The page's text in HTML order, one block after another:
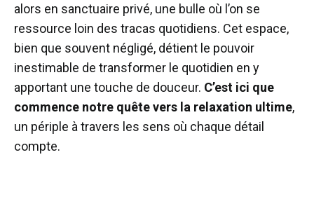
alors en sanctuaire privé, une bulle où l’on se
ressource loin des tracas quotidiens. Cet espace,
bien que souvent négligé, détient le pouvoir
inestimable de transformer le quotidien en y
apportant une touche de douceur. C’est ici que
commence notre quête vers la relaxation ultime,
un périple à travers les sens où chaque détail
compte.